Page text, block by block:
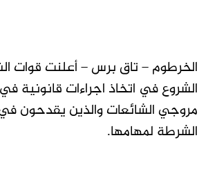
الخرطوم – تاق برس – أعلنت قوات
الشروع في اتخاذ اجراءات قانونية
مروجي الشائعات والذين يقدحون
الشرطة لمهامها.